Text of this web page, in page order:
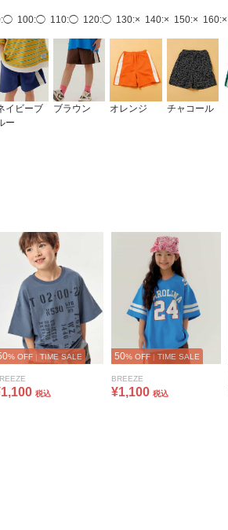
100:◯ 110:◯ 120:◯ 130:× 140:× 150:× 160:×
イビーブ
ー
ブラウン オレンジ チャコール
% OFF | TIME SALE
税込
50% OFF | TIME SALE
BREEZE
¥1,100 税込